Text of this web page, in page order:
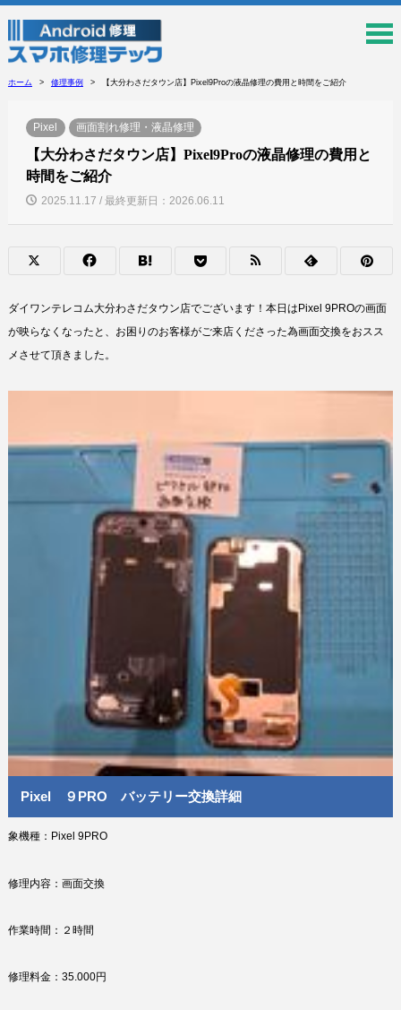
ホーム 修理事例 【大分わさだタウン店】Pixel9Proの液晶修理の費用と時間をご紹介
Pixel 画面割れ修理・液晶修理
【大分わさだタウン店】Pixel9Proの液晶修理の費用と
時間をご紹介
2025.11.17 / 最終更新日：2026.06.11
ダイワンテレコム大分わさだタウン店でございます！本日はPixel 9PROの画面
が映らなくなったと、お困りのお客様がご来店くださった為画面交換をおスス
メさせて頂きました。
Pixel ９PRO バッテリー交換詳細
象機種：Pixel 9PRO
修理内容：画面交換
作業時間：２時間
修理料金：35.000円